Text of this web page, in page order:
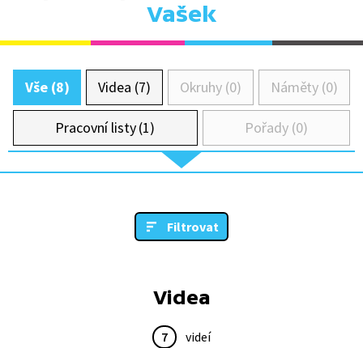
Vašek
Vše (8) Videa (7) Okruhy (0) Náměty (0)
Pracovní listy (1) Pořady (0)
Filtrovat
Videa
7 videí